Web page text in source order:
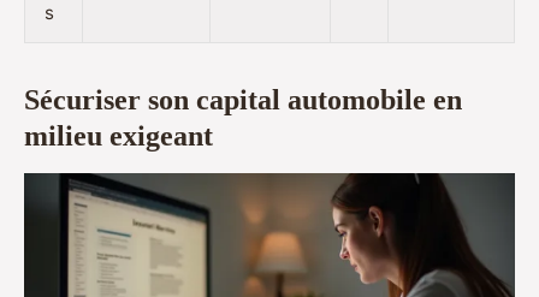
s
Sécuriser son capital automobile en
milieu exigeant